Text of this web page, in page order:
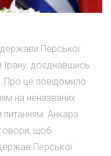
Перської
Ірану, доєднавшись
Про це повідомило
на неназваних
питанням. Анкара
щоб
Перської